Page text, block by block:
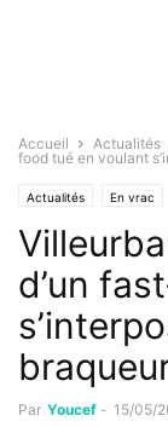
Accueil Actualités
food tué en voulant
Actualités En vrac
d’un
Par Youcef - 15/05/